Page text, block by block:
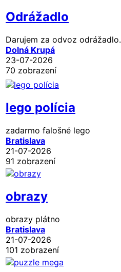
Odrážadlo
Darujem za odvoz odrážadlo.
Dolná Krupá
23-07-2026
70 zobrazení
lego polícia
zadarmo falošné lego
Bratislava
21-07-2026
91 zobrazení
obrazy
obrazy plátno
Bratislava
21-07-2026
101 zobrazení